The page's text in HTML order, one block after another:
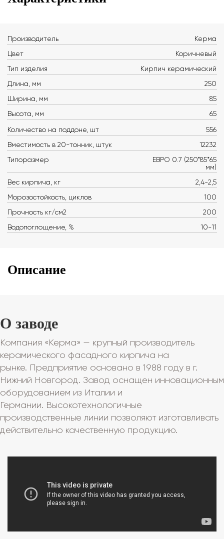
Производитель
Керма
Цвет
Коричневый
Тип изделия
Кирпич керамический
Длина, мм
250
Ширина, мм
85
Высота, мм
65
Количество на поддоне, шт
556
Вместимость в 20-тонник, штук
12232
Типоразмер
ЕВРО 0.7 (250*85*65
мм)
Вес кирпича, кг
2,4-2,5
Морозостойкость, циклов
100
Прочность кг/см2
200
Водопоглощение, %
10-11
Описание
О заводе
Компания «Керма» — крупный производитель
керамического фасадного кирпича на
рынке. Предприятие основано в 1988 году в г.
Нижний Новгород. Завод оснащен инновационным
оборудованием из Италии и
Германии. Высокотехнологичные
производственные линии позволяют изготавливать
действительно качественную продукцию.